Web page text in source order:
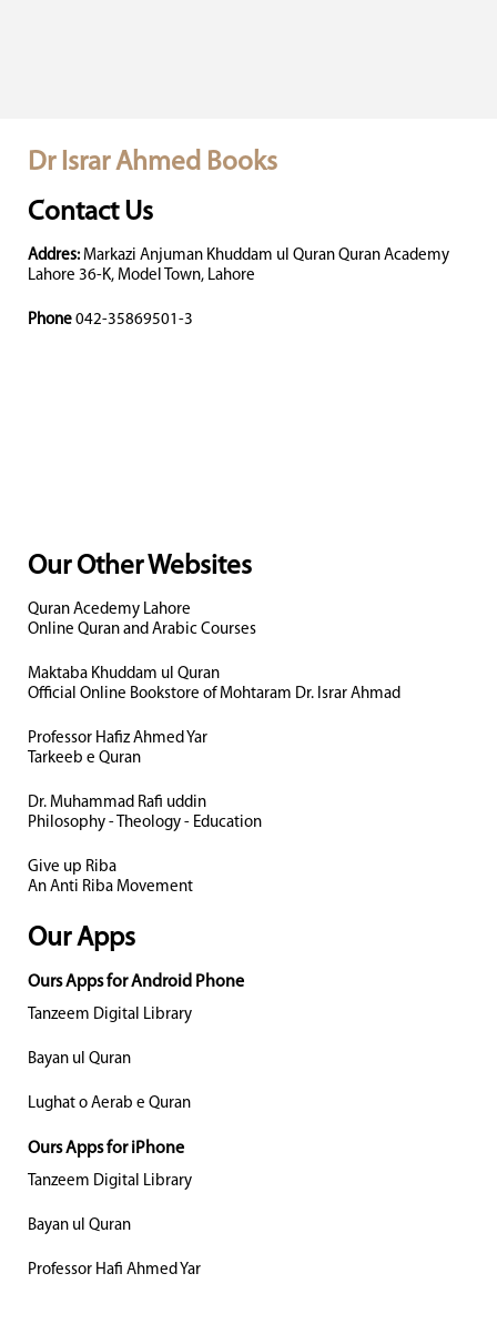
Dr Israr Ahmed Books
Contact Us
Addres: Markazi Anjuman Khuddam ul Quran Quran Academy
Lahore 36-K, Model Town, Lahore
Phone 042-35869501-3
Our Other Websites
Quran Acedemy Lahore
Online Quran and Arabic Courses
Maktaba Khuddam ul Quran
Official Online Bookstore of Mohtaram Dr. Israr Ahmad
Professor Hafiz Ahmed Yar
Tarkeeb e Quran
Dr. Muhammad Rafi uddin
Philosophy - Theology - Education
Give up Riba
An Anti Riba Movement
Our Apps
Ours Apps for Android Phone
Tanzeem Digital Library
Bayan ul Quran
Lughat o Aerab e Quran
Ours Apps for iPhone
Tanzeem Digital Library
Bayan ul Quran
Professor Hafi Ahmed Yar